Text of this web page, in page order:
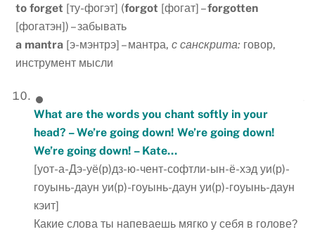
to forget [ту-фогэт] (forgot [фогат] –forgotten
[фогатэн]) – забывать
a mantra [э-мэнтрэ] – мантра,с санскрита: говор,
инструмент мысли
What are the words you chant softly in your
head? – We’re going down! We’re going down!
We’re going down! – Kate…
[уот-а-Дэ-уё(р)дз-ю-чент-софтли-ын-ё-хэд уи(р)-
гоуынь-даун уи(р)-гоуынь-даун уи(р)-гоуынь-даун
кэит]
Какие слова ты напеваешь мягко у себя в голове?